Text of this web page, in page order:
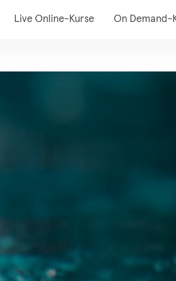
Live Online-Kurse On Demand-